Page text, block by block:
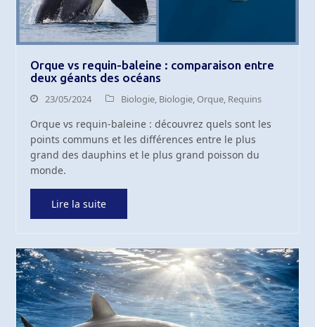
Orque vs requin-baleine : comparaison entre
deux géants des océans
23/05/2024 Biologie, Biologie,Orque, Requins
Orque vs requin-baleine : découvrez quels sont les
points communs et les différences entre le plus
grand des dauphins et le plus grand poisson du
monde.
Lire la suite